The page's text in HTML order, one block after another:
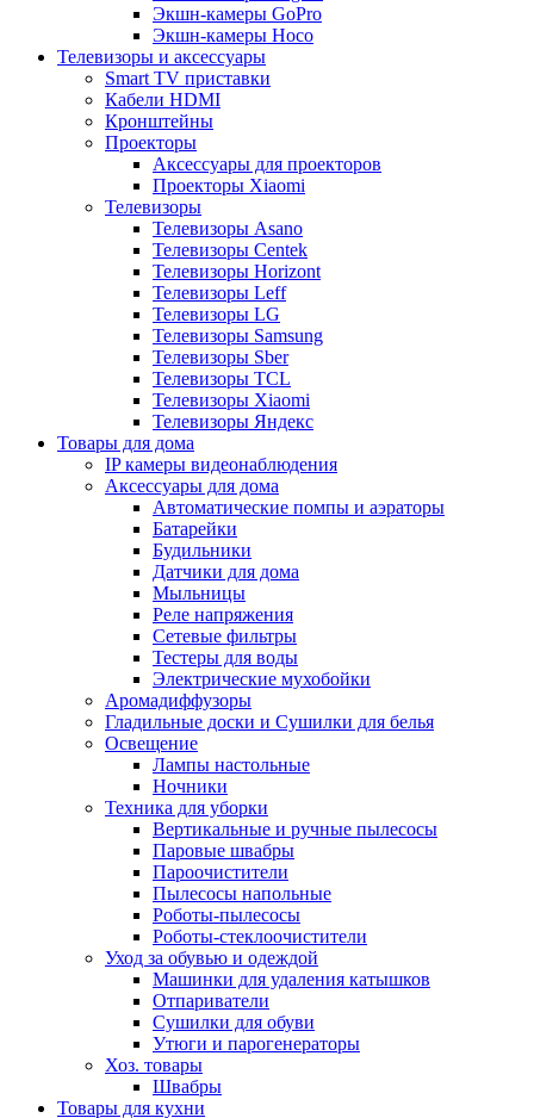
Экшн-камеры GoPro
Экшн-камеры Hoco
Телевизоры и аксессуары
Smart TV приставки
Кабели HDMI
Кронштейны
Проекторы
Аксессуары для проекторов
Проекторы Xiaomi
Телевизоры
Телевизоры Asano
Телевизоры Centek
Телевизоры Horizont
Телевизоры Leff
Телевизоры LG
Телевизоры Samsung
Телевизоры Sber
Телевизоры TCL
Телевизоры Xiaomi
Телевизоры Яндекс
Товары для дома
IP камеры видеонаблюдения
Аксессуары для дома
Автоматические помпы и аэраторы
Батарейки
Будильники
Датчики для дома
Мыльницы
Реле напряжения
Сетевые фильтры
Тестеры для воды
Электрические мухобойки
Аромадиффузоры
Гладильные доски и Сушилки для белья
Освещение
Лампы настольные
Ночники
Техника для уборки
Вертикальные и ручные пылесосы
Паровые швабры
Пароочистители
Пылесосы напольные
Роботы-пылесосы
Роботы-стеклоочистители
Уход за обувью и одеждой
Машинки для удаления катышков
Отпариватели
Сушилки для обуви
Утюги и парогенераторы
Хоз. товары
Швабры
Товары для кухни